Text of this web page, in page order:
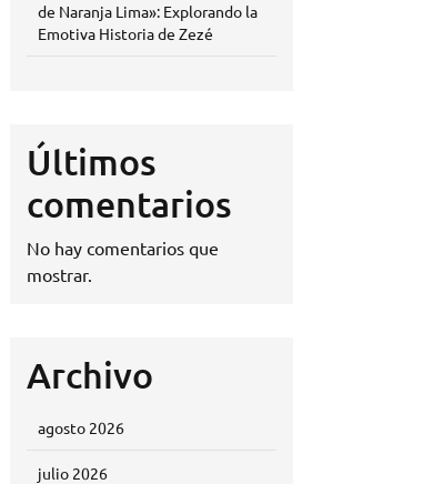
de Naranja Lima»: Explorando la
Emotiva Historia de Zezé
Últimos
comentarios
No hay comentarios que
mostrar.
Archivo
agosto 2026
julio 2026